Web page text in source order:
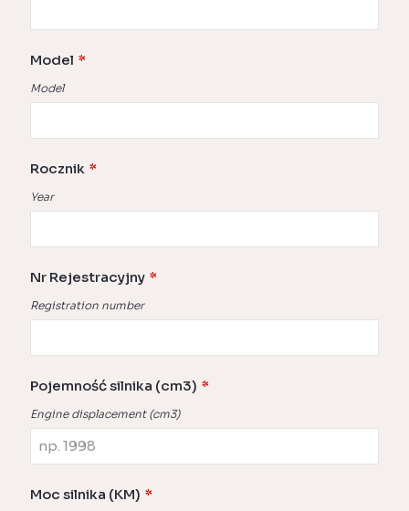
Model *
Model
Rocznik *
Year
Nr Rejestracyjny *
Registration number
Pojemność silnika (cm3) *
Engine displacement (cm3)
Moc silnika (KM) *